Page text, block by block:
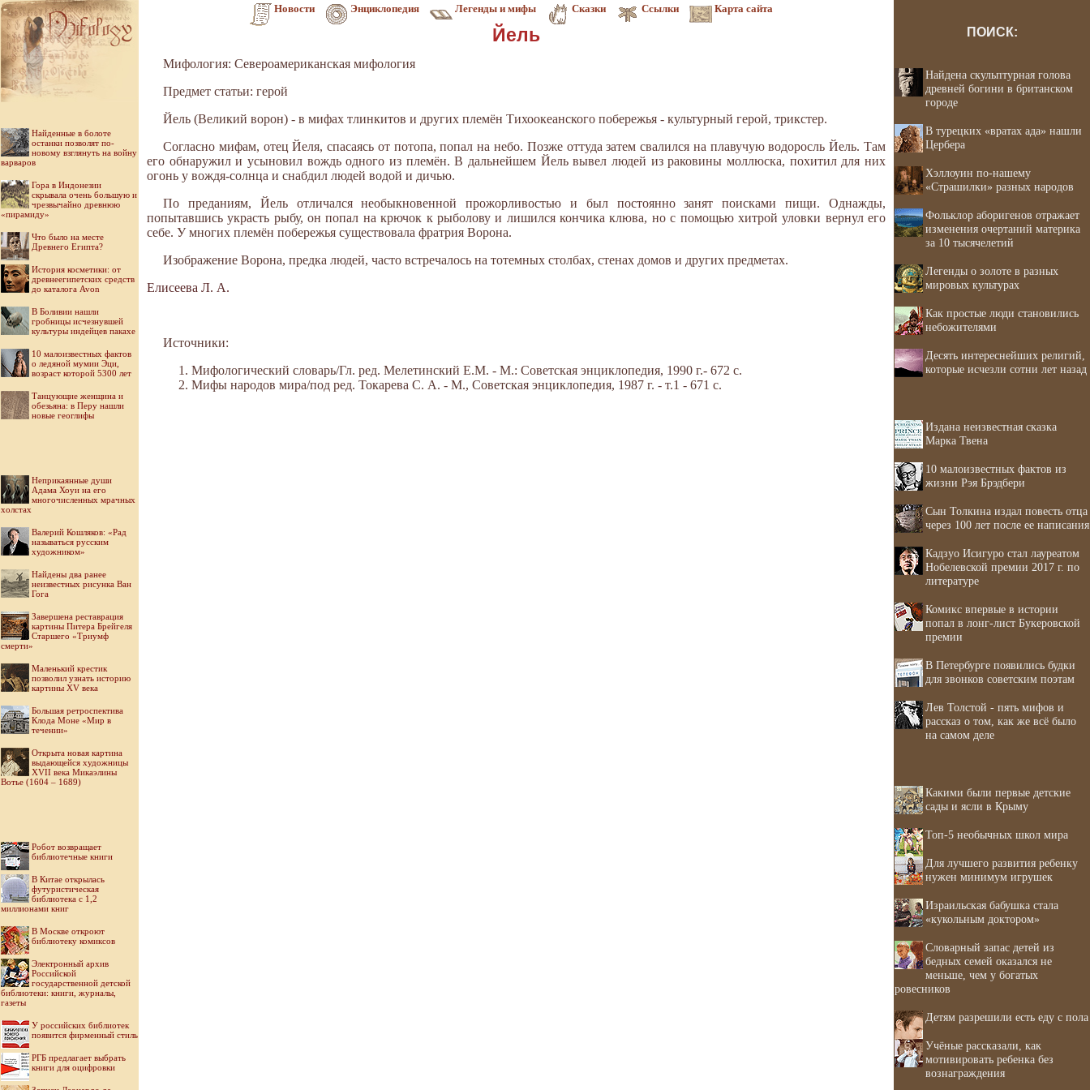
Новости Энциклопедия Легенды и мифы Сказки Ссылки Карта сайта
Найденные в болоте
останки позволят по-
новому взглянуть на войну
варваров
Гора в Индонезии
скрывала очень большую и
чрезвычайно древнюю
«пирамиду»
Что было на месте
Древнего Египта?
История косметики: от
древнеегипетских средств
до каталога Avon
В Боливии нашли
гробницы исчезнувшей
культуры индейцев пакахе
10 малоизвестных фактов
о ледяной мумии Эци,
возраст которой 5300 лет
Танцующие женщина и
обезьяна: в Перу нашли
новые геоглифы
Неприкаянные души
Адама Хоуи на его
многочисленных мрачных
холстах
Валерий Кошляков: «Рад
называться русским
художником»
Найдены два ранее
неизвестных рисунка Ван
Гога
Завершена реставрация
картины Питера Брейгеля
Старшего «Триумф
смерти»
Маленький крестик
позволил узнать историю
картины XV века
Большая ретроспектива
Клода Моне «Мир в
течении»
Открыта новая картина
выдающейся художницы
XVII века Микаэлины
Вотье (1604 – 1689)
Робот возвращает
библиотечные книги
В Китае открылась
футуристическая
библиотека с 1,2
миллионами книг
В Москве откроют
библиотеку комиксов
Электронный архив
Российской
государственной детской
библиотеки: книги, журналы,
газеты
У российских библиотек
появится фирменный стиль
РГБ предлагает выбрать
книги для оцифровки
Йель
Мифология: Североамериканская мифология
Предмет статьи: герой
Йель (Великий ворон) - в мифах тлинкитов и других племён Тихоокеанского побережья - культурный герой, трикстер.
Согласно мифам, отец Йеля, спасаясь от потопа, попал на небо. Позже оттуда затем свалился на плавучую водоросль Йель. Там
его обнаружил и усыновил вождь одного из племён. В дальнейшем Йель вывел людей из раковины моллюска, похитил для них
огонь у вождя-солнца и снабдил людей водой и дичью.
По преданиям, Йель отличался необыкновенной прожорливостью и был постоянно занят поисками пищи. Однажды,
попытавшись украсть рыбу, он попал на крючок к рыболову и лишился кончика клюва, но с помощью хитрой уловки вернул его
себе. У многих племён побережья существовала фратрия Ворона.
Изображение Ворона, предка людей, часто встречалось на тотемных столбах, стенах домов и других предметах.
Елисеева Л. А.
Источники:
Мифологический словарь/Гл. ред. Мелетинский Е.М. - М.: Советская энциклопедия, 1990 г.- 672 с.
Мифы народов мира/под ред. Токарева С. А. - М., Советская энциклопедия, 1987 г. - т.1 - 671 с.
ПОИСК:
Найдена скульптурная голова
древней богини в британском
городе
В турецких «вратах ада» нашли
Цербера
Хэллоуин по-нашему
«Страшилки» разных народов
Фольклор аборигенов отражает
изменения очертаний материка
за 10 тысячелетий
Легенды о золоте в разных
мировых культурах
Как простые люди становились
небожителями
Десять интереснейших религий,
которые исчезли сотни лет назад
Издана неизвестная сказка
Марка Твена
10 малоизвестных фактов из
жизни Рэя Брэдбери
Сын Толкина издал повесть отца
через 100 лет после ее написания
Кадзуо Исигуро стал лауреатом
Нобелевской премии 2017 г. по
литературе
Комикс впервые в истории
попал в лонг-лист Букеровской
премии
В Петербурге появились будки
для звонков советским поэтам
Лев Толстой - пять мифов и
рассказ о том, как же всё было
на самом деле
Какими были первые детские
сады и ясли в Крыму
Топ-5 необычных школ мира
Для лучшего развития ребенку
нужен минимум игрушек
Израильская бабушка стала
«кукольным доктором»
Словарный запас детей из
бедных семей оказался не
меньше, чем у богатых
ровесников
Детям разрешили есть еду с пола
Учёные рассказали, как
мотивировать ребенка без
вознаграждения